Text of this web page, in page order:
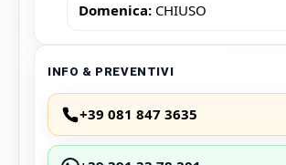
Domenica: CHIUSO
INFO & PREVENTIVI
+39 081 847 3635